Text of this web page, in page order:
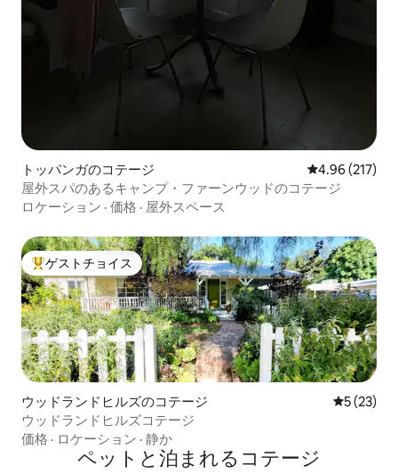
トッパンガのコテージ レビュー217
4.96 (217)
屋外スパのあるキャンプ・ファーンウッドのコテージ
ロケーション · 価格 · 屋外スペース
大好評のゲストチョイスです。
ゲストチョイス
ウッドランドヒルズのコテージ レビュー
5 (23)
ウッドランドヒルズコテージ
価格 · ロケーション · 静か
ペットと泊まれるコテージ